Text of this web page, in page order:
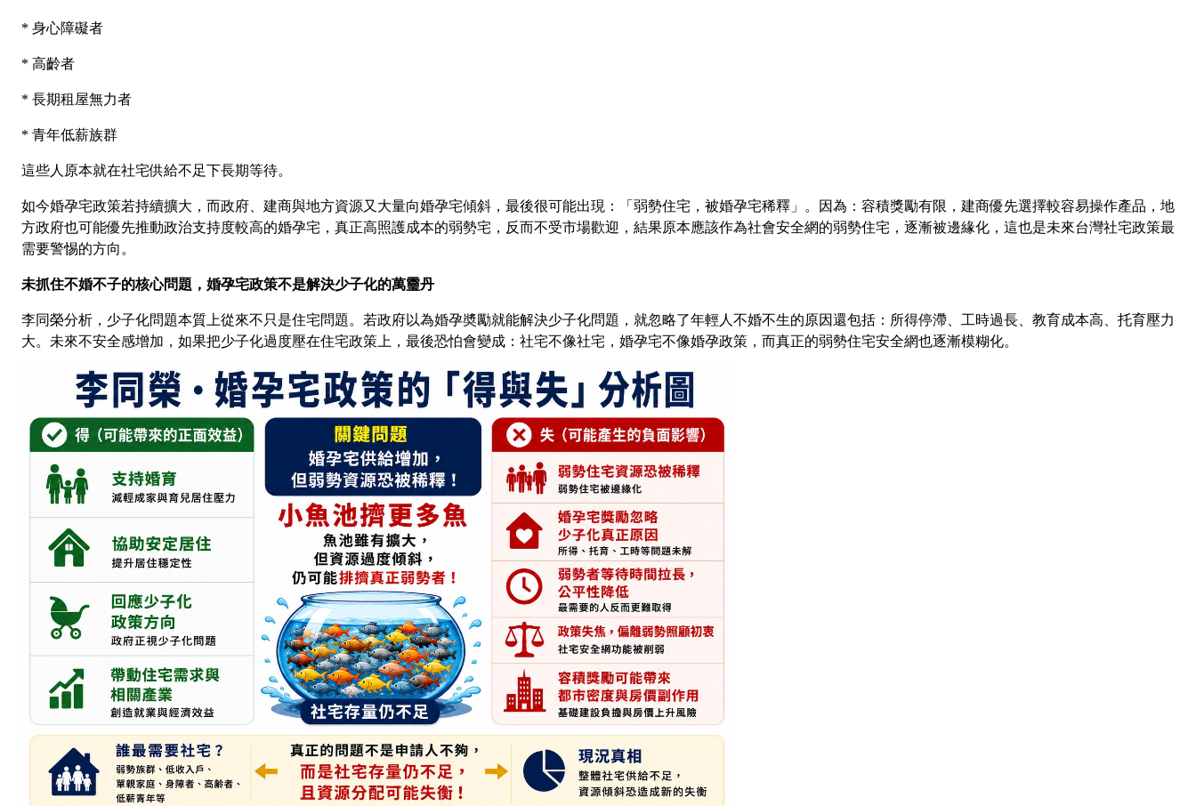
* 身心障礙者
* 高齡者
* 長期租屋無力者
* 青年低薪族群
這些人原本就在社宅供給不足下長期等待。
如今婚孕宅政策若持續擴大，而政府、建商與地方資源又大量向婚孕宅傾斜，最後很可能出現：「弱勢住宅，被婚孕宅稀釋」。因為：容積獎勵有限，建商優先選擇較容易操作產品，地
方政府也可能優先推動政治支持度較高的婚孕宅，真正高照護成本的弱勢宅，反而不受市場歡迎，結果原本應該作為社會安全網的弱勢住宅，逐漸被邊緣化，這也是未來台灣社宅政策最
需要警惕的方向。
未抓住不婚不子的核心問題，婚孕宅政策不是解決少子化的萬𩆜丹
李同榮分析，少子化問題本質上從來不只是住宅問題。若政府以為婚孕奬勵就能解決少子化問題，就忽略了年輕人不婚不生的原因還包括：所得停滯、工時過長、教育成本高、托育壓力
大。未來不安全感增加，如果把少子化過度壓在住宅政策上，最後恐怕會變成：社宅不像社宅，婚孕宅不像婚孕政策，而真正的弱勢住宅安全網也逐漸模糊化。